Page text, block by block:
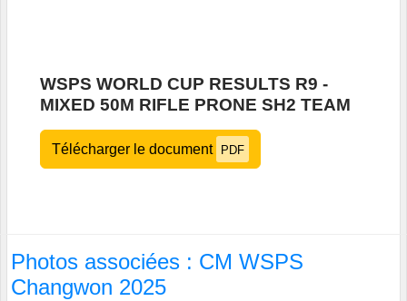
WSPS WORLD CUP RESULTS R9 -
MIXED 50M RIFLE PRONE SH2 TEAM
Télécharger le document PDF
Photos associées : CM WSPS
Changwon 2025